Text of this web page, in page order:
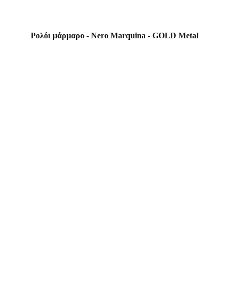
Ρολόι μάρμαρο - Nero Marquina - GOLD Metal